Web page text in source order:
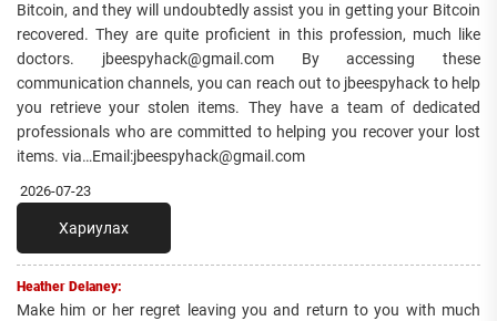
Bitcoin, and they will undoubtedly assist you in getting your Bitcoin
recovered. They are quite proficient in this profession, much like
doctors. jbeespyhack@gmail.com By accessing these
communication channels, you can reach out to jbeespyhack to help
you retrieve your stolen items. They have a team of dedicated
professionals who are committed to helping you recover your lost
items. via…Email:jbeespyhack@gmail.com
2026-07-23
Хариулах
Heather Delaney:
Make him or her regret leaving you and return to you with much